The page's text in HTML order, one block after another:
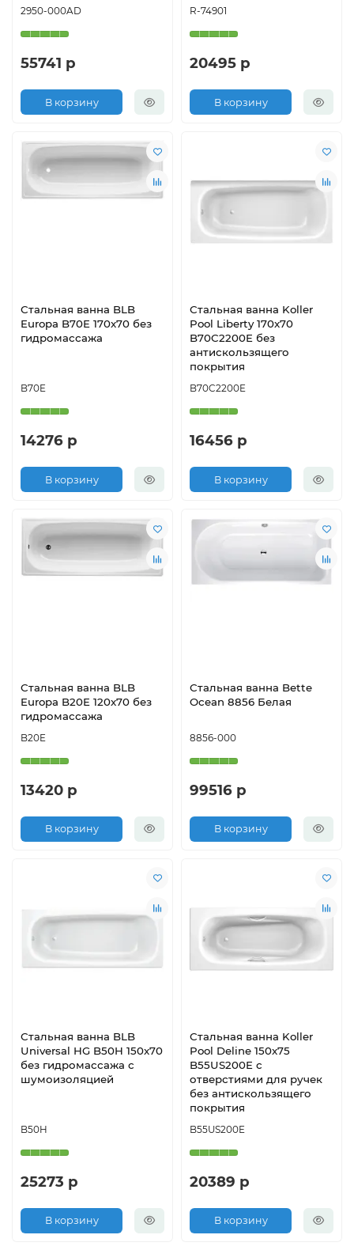
2950-000AD
55741 р
В корзину
R-74901
20495 р
В корзину
Стальная ванна BLB
Europa B70E 170x70 без
гидромассажа
B70E
14276 р
В корзину
Стальная ванна Koller
Pool Liberty 170x70
B70C2200E без
антискользящего
покрытия
B70C2200E
16456 р
В корзину
Стальная ванна BLB
Europa B20E 120x70 без
гидромассажа
B20E
13420 р
В корзину
Стальная ванна Bette
Ocean 8856 Белая
8856-000
99516 р
В корзину
Стальная ванна BLB
Universal HG B50H 150x70
без гидромассажа с
шумоизоляцией
B50H
25273 р
В корзину
Стальная ванна Koller
Pool Deline 150x75
B55US200E с
отверстиями для ручек
без антискользящего
покрытия
B55US200E
20389 р
В корзину